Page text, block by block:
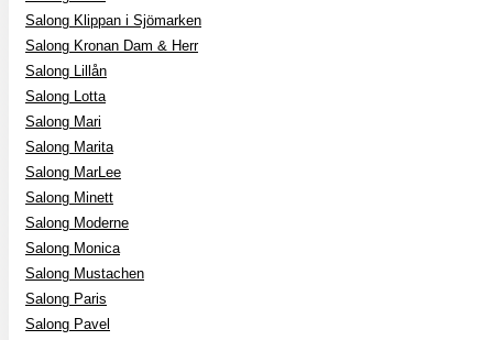
Salong Klippan i Sjömarken
Salong Kronan Dam & Herr
Salong Lillån
Salong Lotta
Salong Mari
Salong Marita
Salong MarLee
Salong Minett
Salong Moderne
Salong Monica
Salong Mustachen
Salong Paris
Salong Pavel